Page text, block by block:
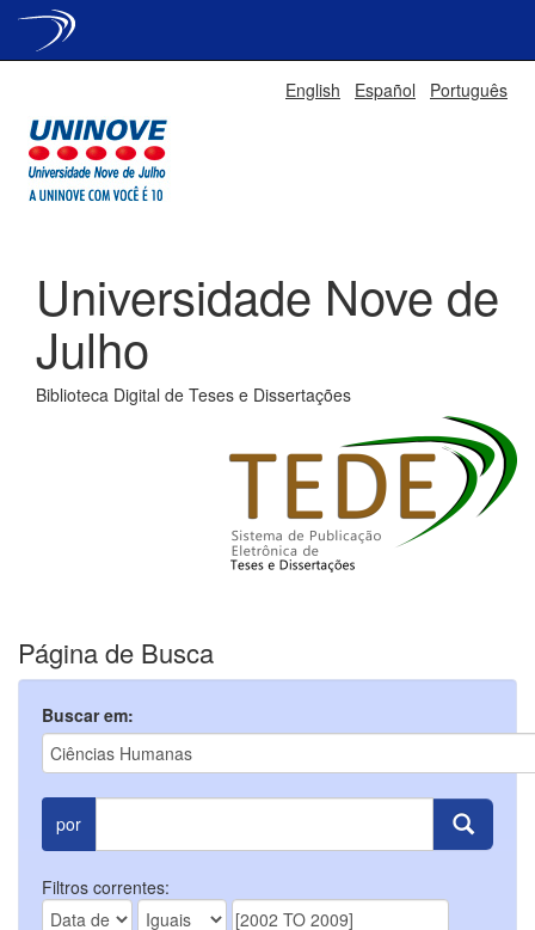
English Español Português
Universidade Nove de
Julho
Biblioteca Digital de Teses e Dissertações
Página de Busca
Buscar em:
por
Filtros correntes: